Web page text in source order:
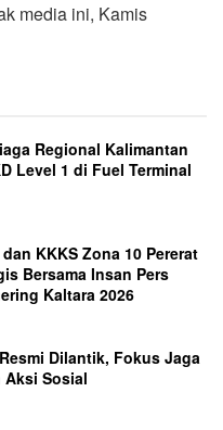
media ini, Kamis
Regional Kalimantan
Level 1 di Fuel Terminal
KKKS Zona 10 Pererat
Bersama Insan Pers
Kaltara 2026
Dilantik, Fokus Jaga
Aksi Sosial